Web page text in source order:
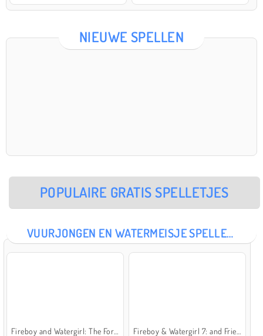
NIEUWE SPELLEN
POPULAIRE GRATIS SPELLETJES
VUURJONGEN EN WATERMEISJE SPELLETJES